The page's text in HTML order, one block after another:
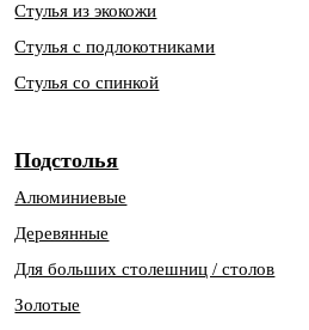
Стулья из экокожи
Стулья с подлокотниками
Стулья со спинкой
Подстолья
Алюминиевые
Деревянные
Для больших столешниц / столов
Золотые